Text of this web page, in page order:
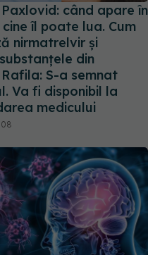
Paxlovid: când apare în
îl poate lua. Cum
nirmatrelvir și
din
S-a semnat
Va fi disponibil la
medicului